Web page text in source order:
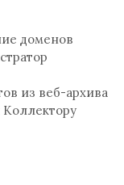
доменов
из веб-архива
Коллектору